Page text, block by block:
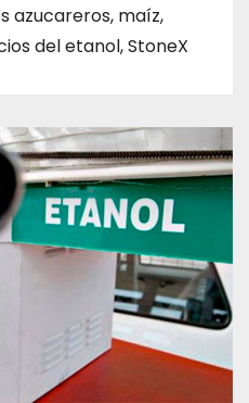
azucareros, maíz,
del etanol,StoneX